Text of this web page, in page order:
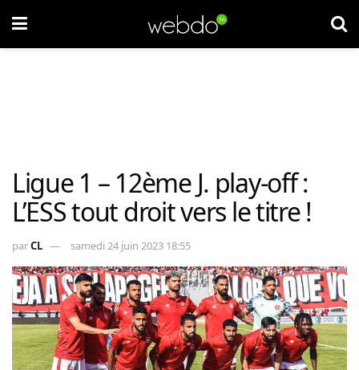
Ligue 1 – 12ème J. play-off :
L’ESS tout droit vers le titre !
parCL samedi 24 juin 2023 18:55